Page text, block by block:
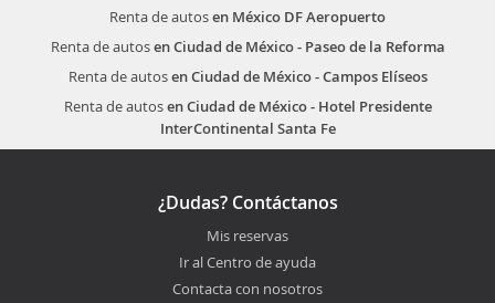
Renta de autosen México DF Aeropuerto
Renta de autosen Ciudad de México - Paseo de la Reforma
Renta de autosen Ciudad de México - Campos Elíseos
Renta de autosen Ciudad de México - Hotel Presidente
InterContinental Santa Fe
¿Dudas? Contáctanos
Mis reservas
Ir al Centro de ayuda
Contacta con nosotros